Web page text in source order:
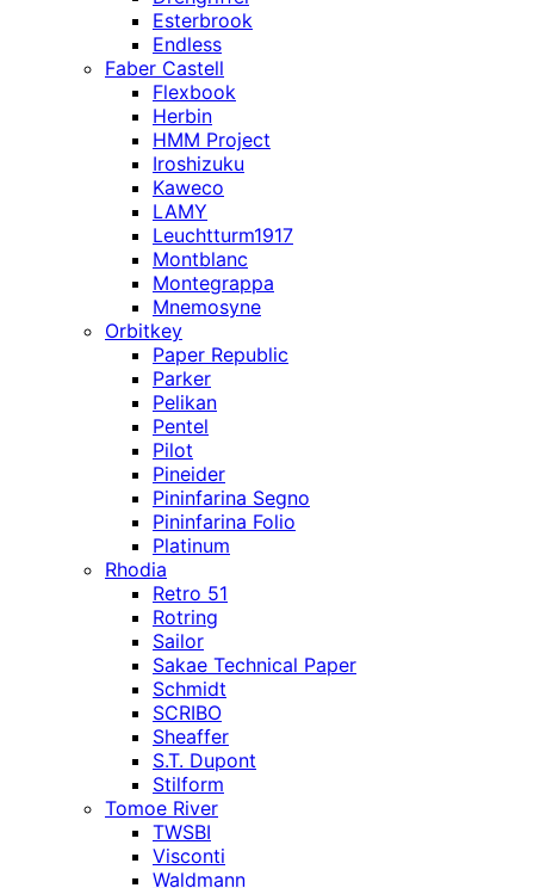
Esterbrook
Endless
Faber Castell
Flexbook
Herbin
HMM Project
Iroshizuku
Kaweco
LAMY
Leuchtturm1917
Montblanc
Montegrappa
Mnemosyne
Orbitkey
Paper Republic
Parker
Pelikan
Pentel
Pilot
Pineider
Pininfarina Segno
Pininfarina Folio
Platinum
Rhodia
Retro 51
Rotring
Sailor
Sakae Technical Paper
Schmidt
SCRIBO
Sheaffer
S.T. Dupont
Stilform
Tomoe River
TWSBI
Visconti
Waldmann